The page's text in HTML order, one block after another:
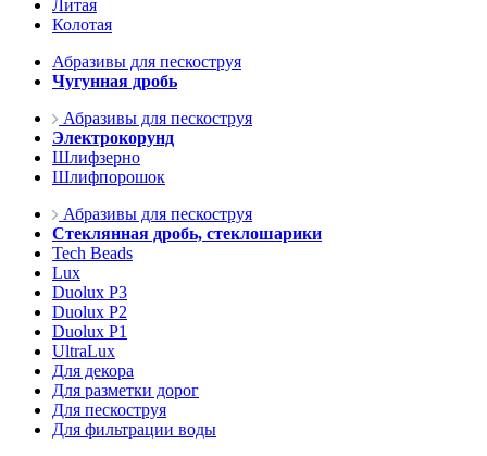
Литая
Колотая
Абразивы для пескоструя
Чугунная дробь
Абразивы для пескоструя
Электрокорунд
Шлифзерно
Шлифпорошок
Абразивы для пескоструя
Стеклянная дробь, стеклошарики
Tech Beads
Lux
Duolux P3
Duolux P2
Duolux P1
UltraLux
Для декора
Для разметки дорог
Для пескоструя
Для фильтрации воды